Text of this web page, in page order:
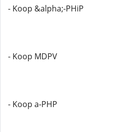
- Koop &alpha;-PHiP
- Koop MDPV
- Koop a-PHP